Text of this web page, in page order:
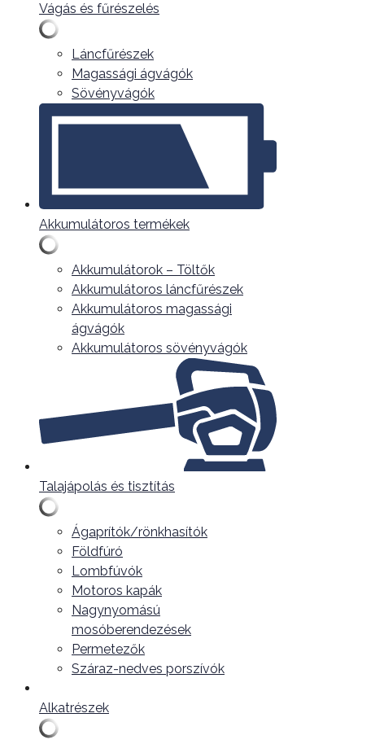
Vágás és fűrészelés
Láncfűrészek
Magassági ágvágók
Sövényvágók
Akkumulátoros termékek
Akkumulátorok – Töltők
Akkumulátoros láncfűrészek
Akkumulátoros magassági
ágvágók
Akkumulátoros sövényvágók
Talajápolás és tisztítás
Ágaprítók/rönkhasítók
Földfúró
Lombfúvók
Motoros kapák
Nagynyomású
mosóberendezések
Permetezők
Száraz-nedves porszívók
Alkatrészek